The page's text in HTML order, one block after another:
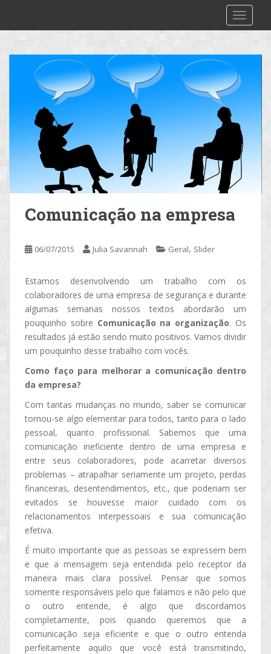
i
Comunicação na empresa
06/07/2015 Julia Savannah Geral, Slider
Estamos desenvolvendo um trabalho com os
colaboradores de uma empresa de segurança e durante
algumas semanas nossos textos abordarão um
pouquinho sobre Comunicação na organização. Os
resultados já estão sendo muito positivos. Vamos dividir
um pouquinho desse trabalho com vocês.
Como faço para melhorar a comunicação dentro
da empresa?
Com tantas mudanças no mundo, saber se comunicar
tornou-se algo elementar para todos, tanto para o lado
pessoal, quanto profissional. Sabemos que uma
comunicação ineficiente dentro de uma empresa e
entre seus colaboradores, pode acarretar diversos
problemas – atrapalhar seriamente um projeto, perdas
financeiras, desentendimentos, etc., que poderiam ser
evitados se houvesse maior cuidado com os
relacionamentos interpessoais e sua comunicação
efetiva.
É muito importante que as pessoas se expressem bem
e que a mensagem seja entendida pelo receptor da
maneira mais clara possível. Pensar que somos
somente responsáveis pelo que falamos e não pelo que
o outro entende, é algo que discordamos
completamente, pois quando queremos que a
comunicação seja eficiente e que o outro entenda
perfeitamente aquilo que você está transmitindo,